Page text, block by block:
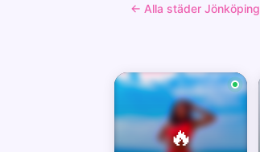
← Alla städer Jönköping
🔥